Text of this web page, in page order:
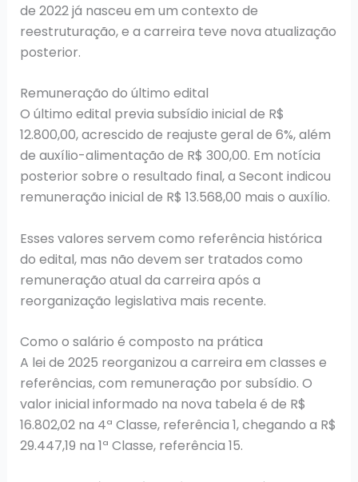
de 2022 já nasceu em um contexto de
reestruturação, e a carreira teve nova atualização
posterior.
Remuneração do último edital
O último edital previa subsídio inicial de R$
12.800,00, acrescido de reajuste geral de 6%, além
de auxílio-alimentação de R$ 300,00. Em notícia
posterior sobre o resultado final, a Secont indicou
remuneração inicial de R$ 13.568,00 mais o auxílio.
Esses valores servem como referência histórica
do edital, mas não devem ser tratados como
remuneração atual da carreira após a
reorganização legislativa mais recente.
Como o salário é composto na prática
A lei de 2025 reorganizou a carreira em classes e
referências, com remuneração por subsídio. O
valor inicial informado na nova tabela é de R$
16.802,02 na 4ª Classe, referência 1, chegando a R$
29.447,19 na 1ª Classe, referência 15.